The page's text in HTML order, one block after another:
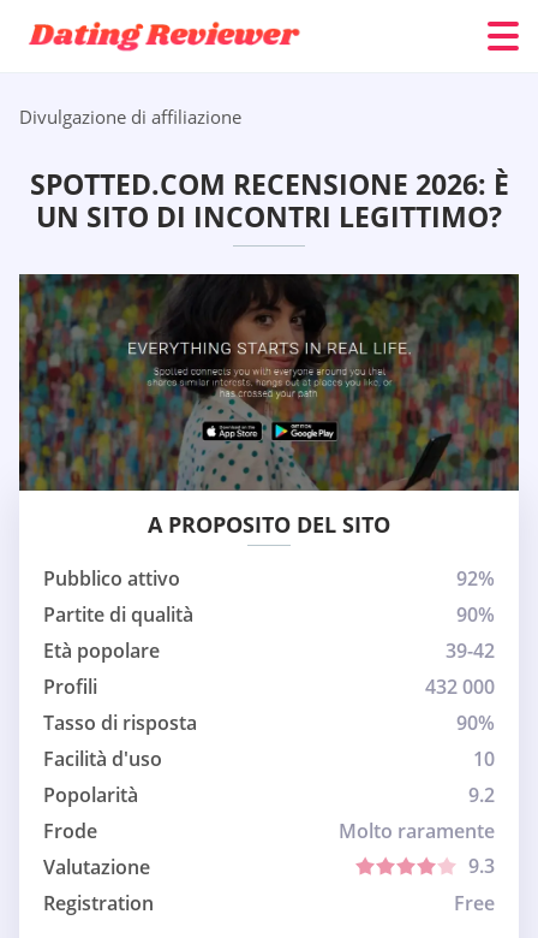
Divulgazione di affiliazione
SPOTTED.COM RECENSIONE 2026: È
UN SITO DI INCONTRI LEGITTIMO?
A PROPOSITO DEL SITO
Pubblico attivo
92%
Partite di qualità
90%
Età popolare
39-42
Profili
432 000
Tasso di risposta
90%
Facilità d'uso
10
Popolarità
9.2
Frode
Molto raramente
Valutazione
9.3
Registration
Free